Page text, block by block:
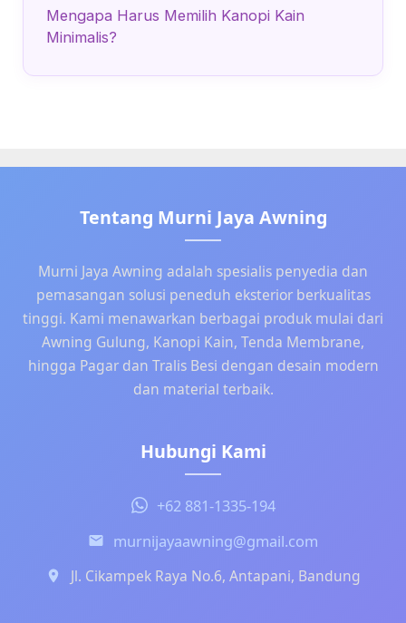
Mengapa Harus Memilih Kanopi Kain
Minimalis?
Tentang Murni Jaya Awning
Murni Jaya Awning adalah spesialis penyedia dan
pemasangan solusi peneduh eksterior berkualitas
tinggi. Kami menawarkan berbagai produk mulai dari
Awning Gulung, Kanopi Kain, Tenda Membrane,
hingga Pagar dan Tralis Besi dengan desain modern
dan material terbaik.
Hubungi Kami
+62 881-1335-194
murnijayaawning@gmail.com
Jl. Cikampek Raya No.6, Antapani, Bandung